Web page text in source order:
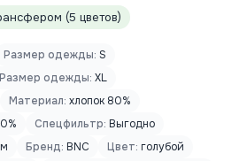
(5 цветов)
Размер одежды: S
Размер одежды: XL
Материал: хлопок 80%
Спецфильтр: Выгодно
Бренд: BNC Цвет: голубой